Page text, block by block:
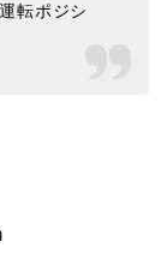
転ポジシ